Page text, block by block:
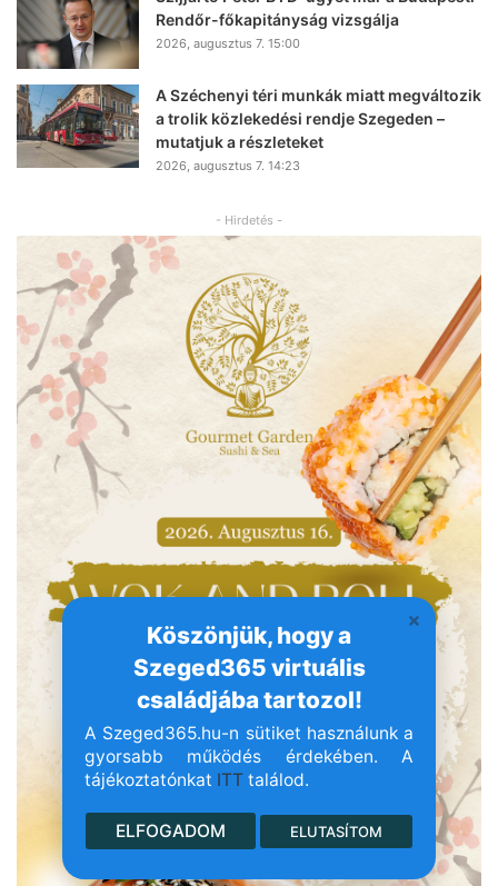
Köszönjük, hogy a
Szeged365 virtuális
családjába tartozol!
A Szeged365.hu-n sütiket használunk a
gyorsabb működés érdekében. A
tájékoztatónkat ITT találod.
ELFOGADOM ELUTASÍTOM
Rendőr-főkapitányság vizsgálja
2026, augusztus 7. 15:00
A Széchenyi téri munkák miatt megváltozik
a trolik közlekedési rendje Szegeden –
mutatjuk a részleteket
2026, augusztus 7. 14:23
- Hirdetés -